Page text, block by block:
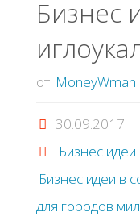
Бизнес
от MoneyWman
30.09.2017
Бизнес
Бизнес идеи в
для городов